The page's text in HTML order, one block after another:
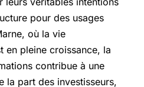
pour des usages
où la vie
en pleine croissance, la
contribue à une
la part des investisseurs,